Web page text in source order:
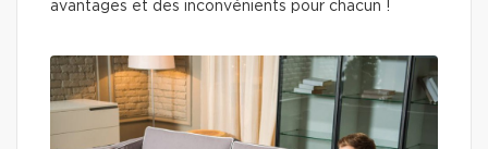
avantages et des inconvénients pour chacun !